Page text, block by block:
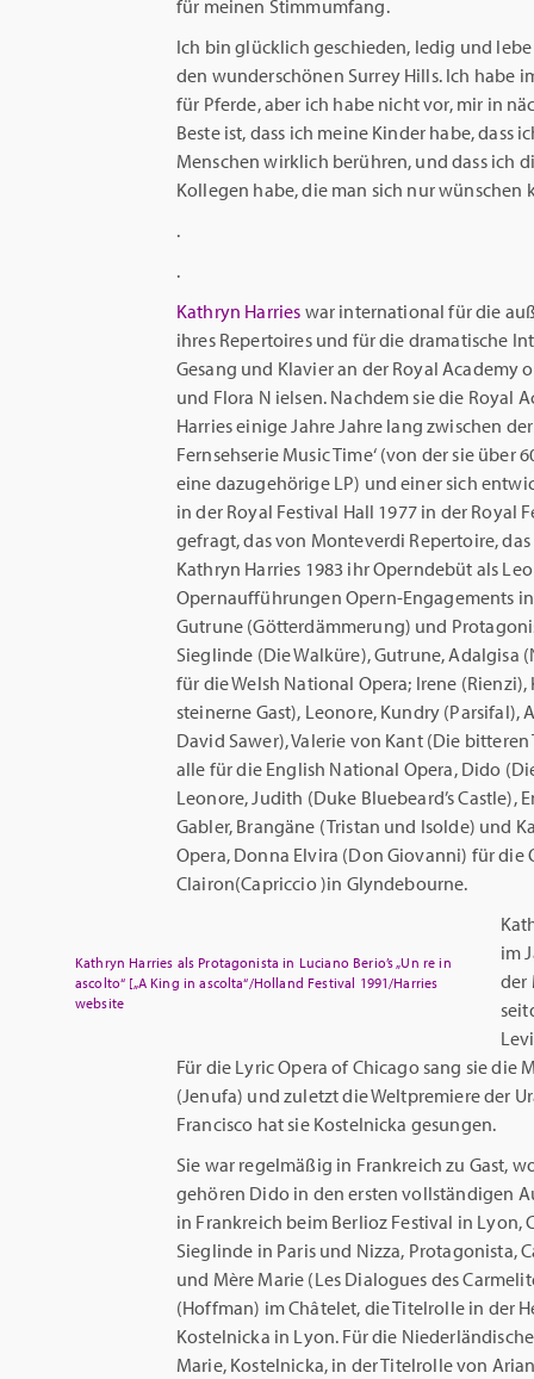
für meinen Stimmumfang.
Ich bin glücklich geschieden, ledig und
den wunderschönen Surrey Hills. Ich habe
für Pferde, aber ich habe nicht vor, mir in
Beste ist, dass ich meine Kinder habe, dass
Menschen wirklich berühren, und dass ich
Kollegen habe, die man sich nur wünschen
.
.
Kathryn Harries war international für die
ihres Repertoires und für die dramatische
Gesang und Klavier an der Royal Academy
und Flora N ielsen. Nachdem sie die Royal
Harries einige Jahre Jahre lang zwischen
Fernsehserie Music Time‘ (von der sie
eine dazugehörige LP) und einer sich
in der Royal Festival Hall 1977 in der Royal
gefragt, das von Monteverdi Repertoire,
Kathryn Harries 1983 ihr Operndebüt als
Opernaufführungen Opern-Engagements
Gutrune (Götterdämmerung) und
Sieglinde (Die Walküre), Gutrune,
für die Welsh National Opera; Irene
steinerne Gast), Leonore, Kundry
David Sawer), Valerie von Kant (Die
alle für die English National Opera, Dido
Leonore, Judith (Duke Bluebeard’s Castle),
Gabler, Brangäne (Tristan und Isolde) und
Opera, Donna Elvira (Don Giovanni) für
Clairon(Capriccio )in Glyndebourne.
Kathryn Harries als Protagonista in Luciano Berio’s „Un re in
ascolto“ [„A King in ascolta“/Holland Festival 1991/Harries
website
im
der
Für die Lyric Opera of Chicago sang sie die
(Jenufa) und zuletzt die Weltpremiere der
Francisco hat sie Kostelnicka gesungen.
Sie war regelmäßig in Frankreich zu Gast,
gehören Dido in den ersten vollständigen
in Frankreich beim Berlioz Festival in Lyon,
Sieglinde in Paris und Nizza, Protagonista,
und Mère Marie (Les Dialogues des
(Hoffman) im Châtelet, die Titelrolle in der
Kostelnicka in Lyon. Für die
Marie, Kostelnicka, in der Titelrolle von